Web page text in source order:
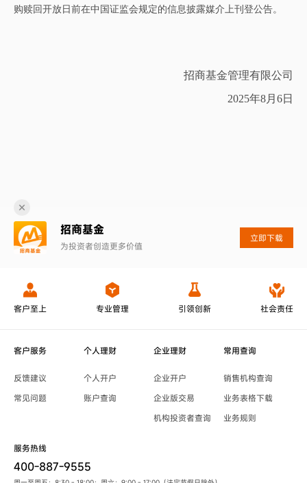
购赎回开放日前在中国证监会规定的信息披露媒介上刊登公告。
招商基金管理有限公司
2025年8月 6日
招商基金
为投资者创造更多价值
立即下载
客户至上 专业管理 引领创新 社会责任
客户服务
反馈建议
常见问题
个人理财
个人开户
账户查询
企业理财
企业开户
企业版交易
机构投资者查询
常用查询
销售机构查询
业务表格下载
业务规则
服务热线
400-887-9555